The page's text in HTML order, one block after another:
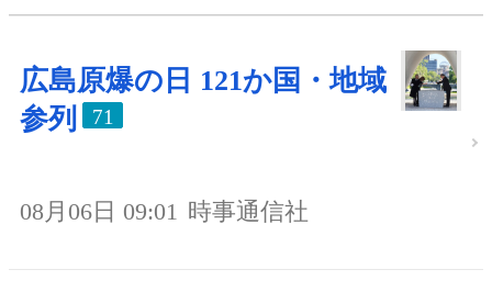
広島原爆の日 121か国・地域
参列
71
08月06日 09:01 時事通信社